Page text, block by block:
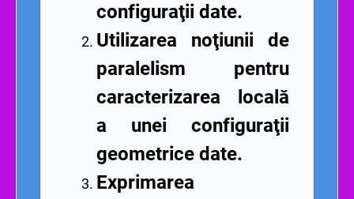
configuraţii date.
Utilizarea noţiunii de
paralelism pentru
caracterizarea locală
a unei configuraţii
geometrice date.
Exprimarea